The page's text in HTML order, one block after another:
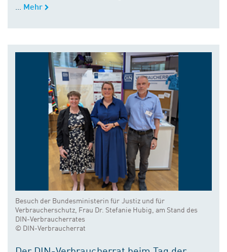
Mehr
Besuch der Bundesministerin für Justiz und für
Verbraucherschutz, Frau Dr. Stefanie Hubig, am Stand des
DIN-Verbraucherrates
© DIN-Verbraucherrat